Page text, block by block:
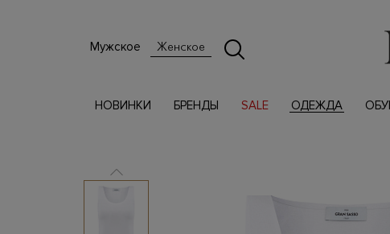
Мужское Женское
НОВИНКИ БРЕНДЫ SALE ОДЕЖДА